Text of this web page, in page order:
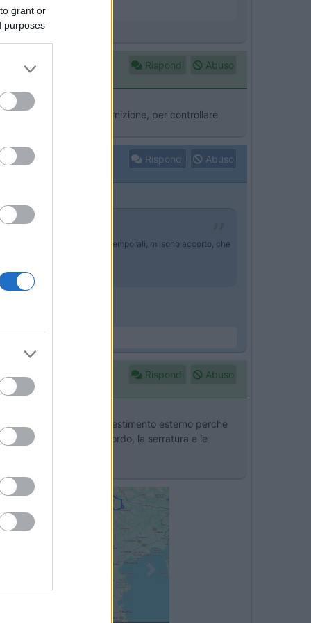
grant or
purposes
Rispondi Abuso
non aderiva alla guarnizione, per controllare
le regolazioni
Rispondi Abuso
all' aperto e dopo questi temporali, mi sono accorto, che
Rispondi Abuso
ho tralasciato il rivestimento esterno perche
bisogna smontare il bordo, la serratura e le